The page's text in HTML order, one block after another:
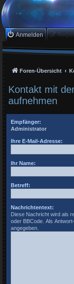
Anmelden
Foren-Übersicht
Kontakt mit
aufnehmen
Empfänger:
Administrator
Ihre E-Mail-Adresse:
Ihr Name:
Betreff:
Nachrichtentext:
Diese Nachricht wird als
oder BBCode. Als
angegeben.